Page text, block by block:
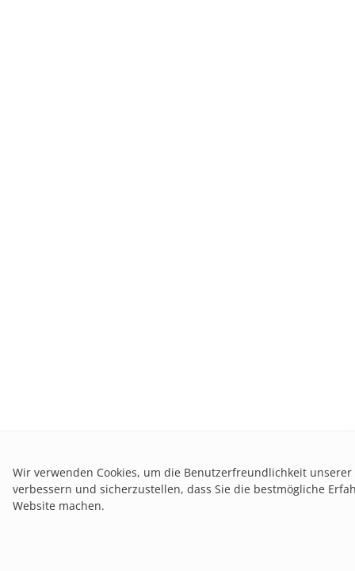
Wir verwenden Cookies, um die Benutzerfreundlichkeit unserer
verbessern und sicherzustellen, dass Sie die bestmögliche
Website machen.